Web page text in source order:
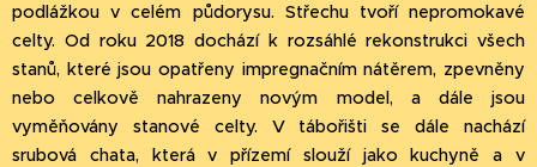
podlážkou v celém půdorysu. Střechu tvoří nepromokavé
celty. Od roku 2018 dochází k rozsáhlé rekonstrukci všech
stanů, které jsou opatřeny impregnačním nátěrem, zpevněny
nebo celkově nahrazeny novým model, a dále jsou
vyměňovány stanové celty. V tábořišti se dále nachází
srubová chata, která v přízemí slouží jako kuchyně a v